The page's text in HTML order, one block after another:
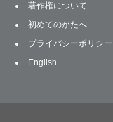
著作権について
初めてのかたへ
プライバシーポリシー
English